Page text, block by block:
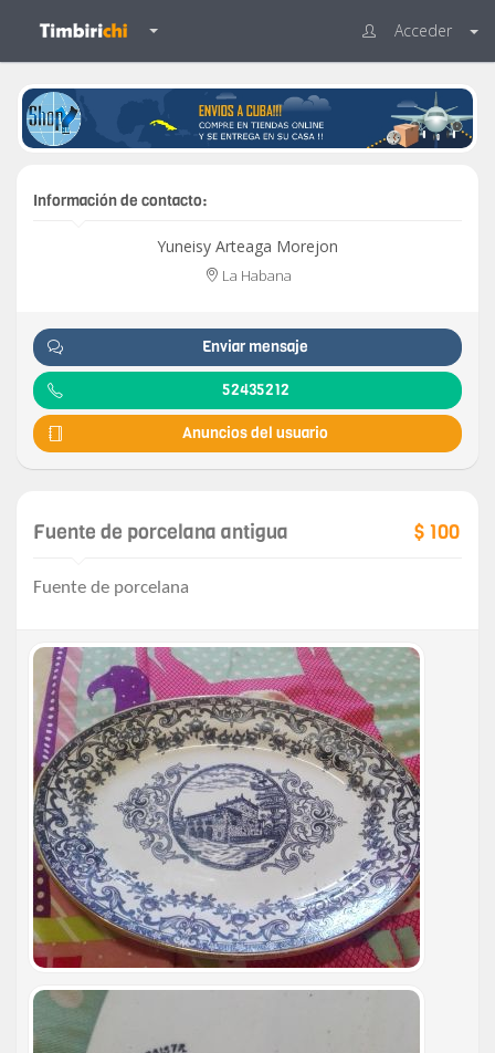
Acceder
Información de contacto:
Yuneisy Arteaga Morejon
La Habana
Enviar mensaje
52435212
Anuncios del usuario
Fuente de porcelana antigua $ 100
Fuente de porcelana